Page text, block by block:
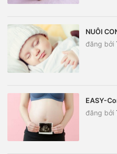
NUÔI
đăng bởi
EASY-
đăng bởi